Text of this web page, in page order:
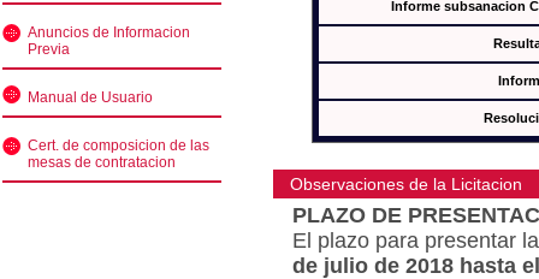
Anuncios de Informacion
Previa
Manual de Usuario
Cert. de composicion de las
mesas de contratacion
Informe subsanacion
Observaciones de la Licitacion
PLAZO DE
El plazo para presentar
de julio de 2018 hasta